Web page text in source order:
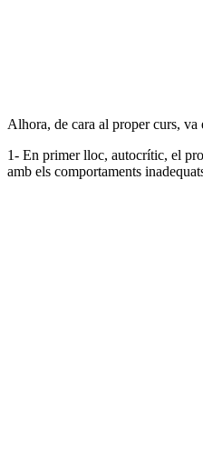
Alhora, de cara al proper curs, va
1- En primer lloc, autocrític, el
amb els comportaments